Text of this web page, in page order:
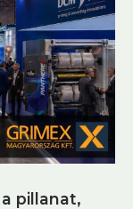
pillanat,